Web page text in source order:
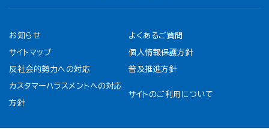
お知らせ よくあるご質問
サイトマップ 個人情報保護方針
反社会的勢力への対応 普及推進方針
カスタマーハラスメントへの対応
方針
サイトのご利用について